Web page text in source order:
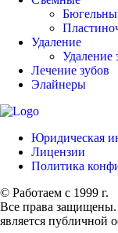
Удаление
Удаление
Лечение зубов
Элайнеры
Юридическая
Лицензии
Политика
© Работаем с 1999 г.
Все права
является публичной